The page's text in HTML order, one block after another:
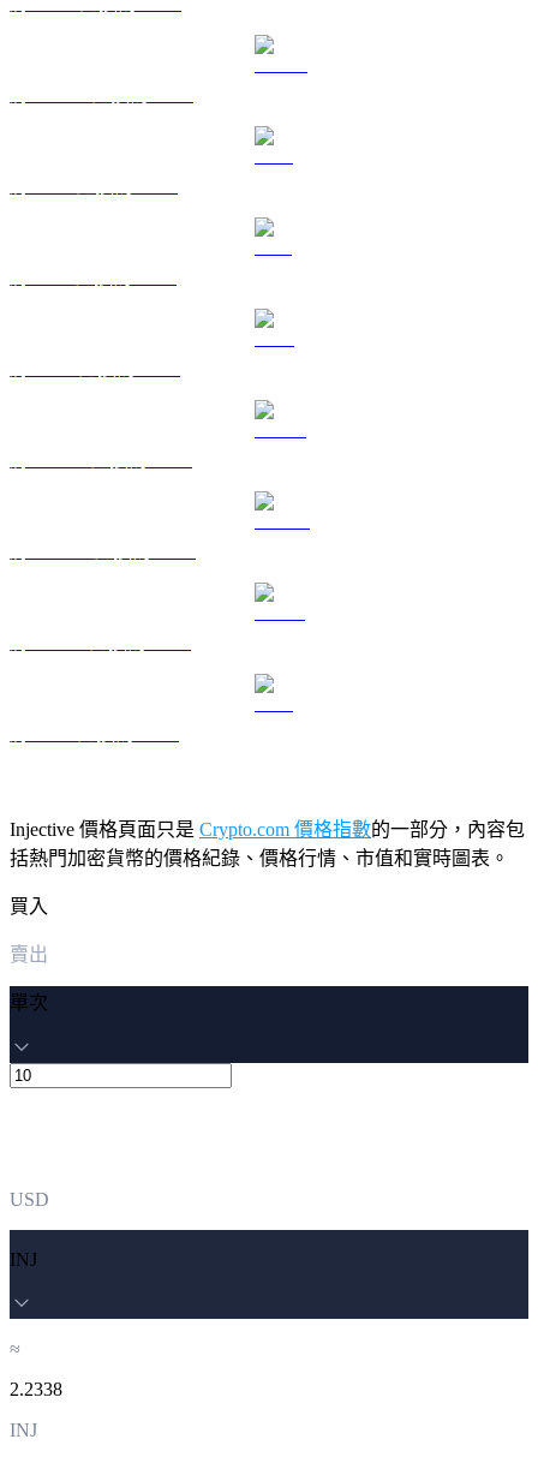
Injective 價格頁面只是 Crypto.com 價格指數的一部分，內容包
括熱門加密貨幣的價格紀錄、價格行情、市值和實時圖表。
買入
賣出
單次
USD
INJ
≈
2.2338
INJ